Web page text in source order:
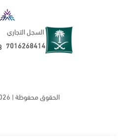
السجل التجاري
7016268414
الحقوق محفوظة | 2026